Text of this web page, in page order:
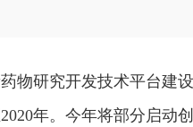
研究开发技术平台建
年。今年将部分启动